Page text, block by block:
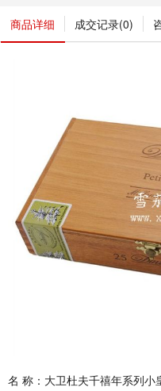
商品详细 成交记录(0)
名 称：大卫杜夫千禧年系列